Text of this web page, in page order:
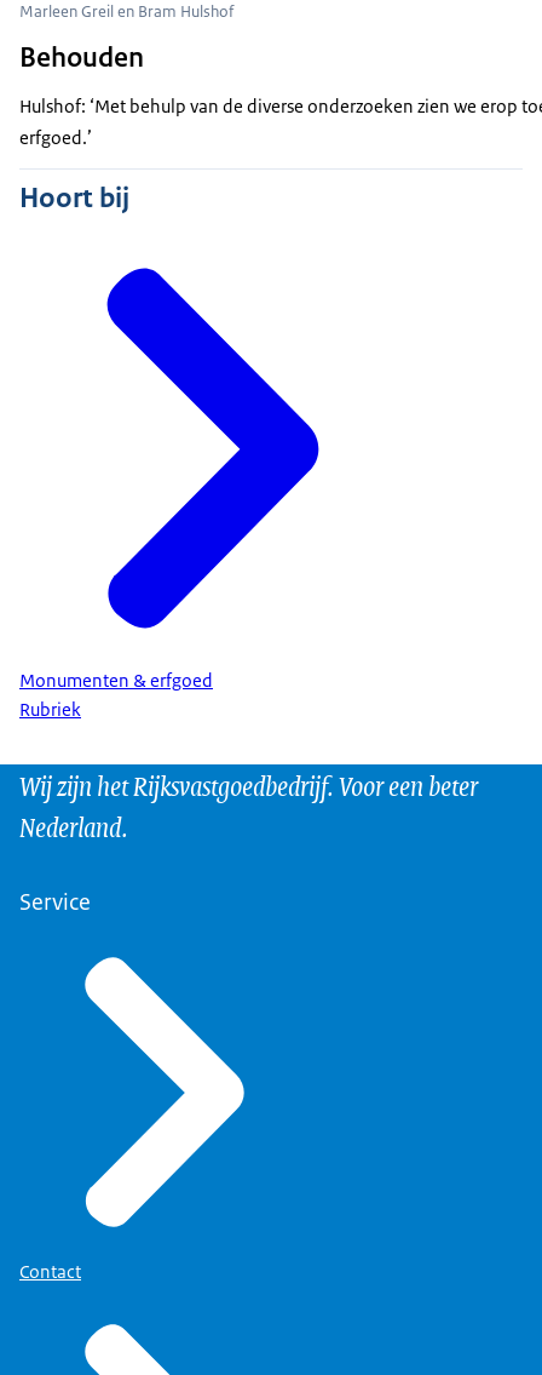
Marleen Greil en Bram Hulshof
Behouden
Hulshof: ‘Met behulp van de diverse onderzoeken zien we
erfgoed.’
Hoort bij
Monumenten & erfgoed
Rubriek
Wij zijn het Rijksvastgoedbedrijf. Voor een beter
Nederland.
Service
Contact